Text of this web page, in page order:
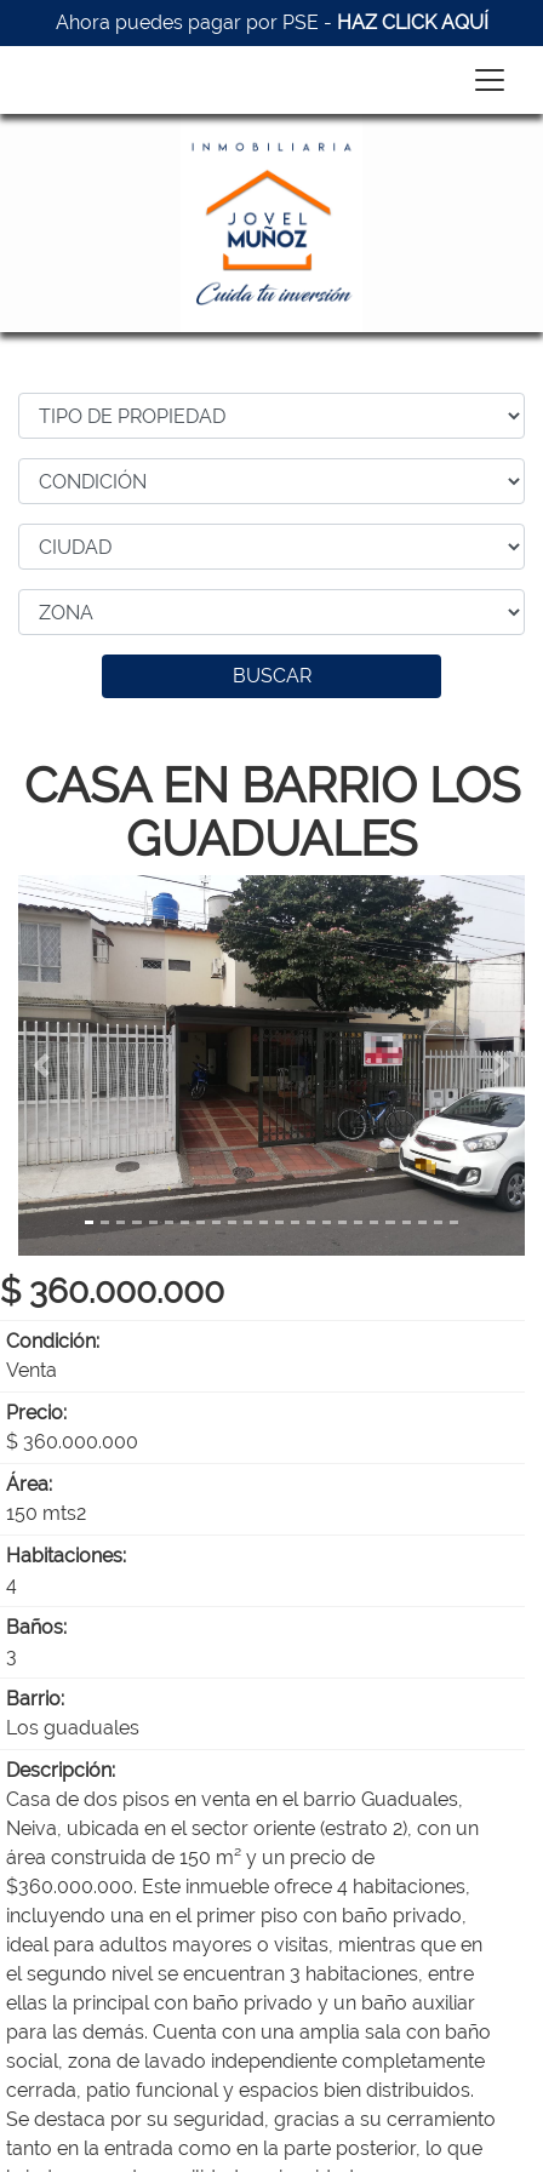
Ahora puedes pagar por PSE - HAZ CLICK AQUÍ
BUSCAR
CASA EN BARRIO LOS
GUADUALES
Previous Next
$ 360.000.000
Condición:
Venta
Precio:
$ 360.000.000
Área:
150 mts2
Habitaciones:
4
Baños:
3
Barrio:
Los guaduales
Descripción:
Casa de dos pisos en venta en el barrio Guaduales,
Neiva, ubicada en el sector oriente (estrato 2), con un
área construida de 150 m² y un precio de
$360.000.000. Este inmueble ofrece 4 habitaciones,
incluyendo una en el primer piso con baño privado,
ideal para adultos mayores o visitas, mientras que en
el segundo nivel se encuentran 3 habitaciones, entre
ellas la principal con baño privado y un baño auxiliar
para las demás. Cuenta con una amplia sala con baño
social, zona de lavado independiente completamente
cerrada, patio funcional y espacios bien distribuidos.
Se destaca por su seguridad, gracias a su cerramiento
tanto en la entrada como en la parte posterior, lo que